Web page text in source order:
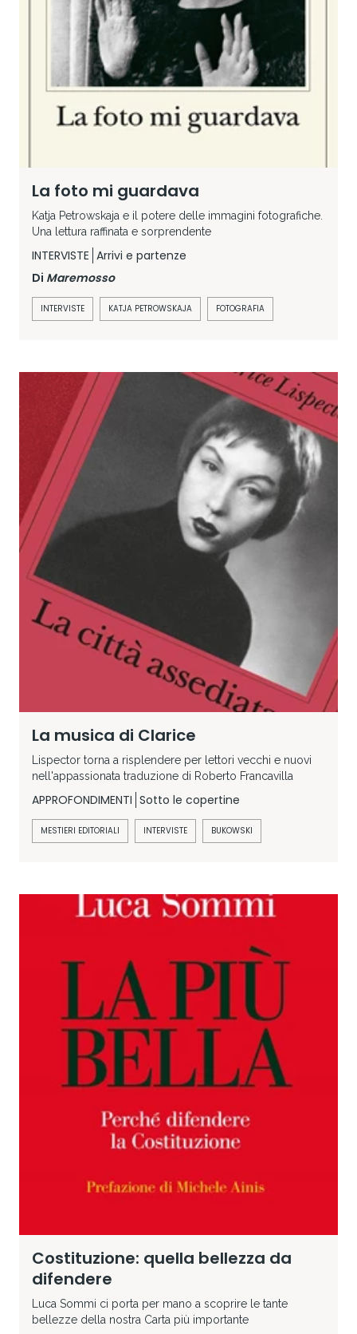
La foto mi guardava
Katja Petrowskaja e il potere delle immagini fotografiche.
Una lettura raffinata e sorprendente
INTERVISTE Arrivi e partenze
Di Maremosso
INTERVISTE KATJA PETROWSKAJA FOTOGRAFIA
La musica di Clarice
Lispector torna a risplendere per lettori vecchi e nuovi
nell'appassionata traduzione di Roberto Francavilla
APPROFONDIMENTI Sotto le copertine
MESTIERI EDITORIALI INTERVISTE BUKOWSKI
Costituzione: quella bellezza da
difendere
Luca Sommi ci porta per mano a scoprire le tante
bellezze della nostra Carta più importante